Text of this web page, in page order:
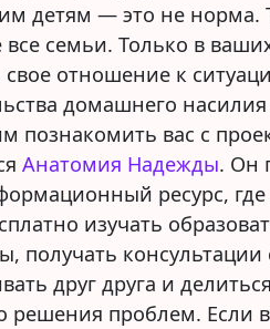
детям — это не норма.
все семьи. Только в
отношение к
домашнего
познакомить вас с
Анатомия Надежды. Он
ресурс,
изучать
получать консультации
друг друга и
решения проблем. Если